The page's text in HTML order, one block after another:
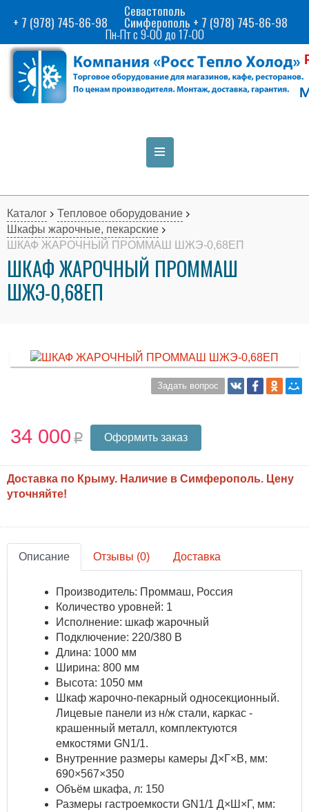
Севастополь
+ 7 (978) 745-86-98 Симферополь + 7 (978) 745-86-98
Пн-Пт с 9-00 до 17-00
Каталог
Тепловое оборудование
Шкафы жарочные, пекарские
ШКАФ ЖАРОЧНЫЙ ПРОММАШ ШЖЭ-0,68ЕП
ШКАФ ЖАРОЧНЫЙ ПРОММАШ
ШЖЭ-0,68ЕП
Задать вопрос
34 000 Оформить заказ
Доставка по Крыму. Наличие в Симферополь. Цену
уточняйте!
Описание Отзывы (0) Доставка
Производитель: Проммаш, Россия
Количество уровней: 1
Исполнение: шкаф жарочный
Подключение: 220/380 В
Длина: 1000 мм
Ширина: 800 мм
Высота: 1050 мм
Шкаф жарочно-пекарный односекционный.
Лицевые панели из н/ж стали, каркас -
крашенный металл, комплектуются
емкостями GN1/1.
Внутренние размеры камеры Д×Г×В, мм:
690×567×350
Объём шкафа, л: 150
Размеры гастроемкости GN1/1 Д×Ш×Г, мм: